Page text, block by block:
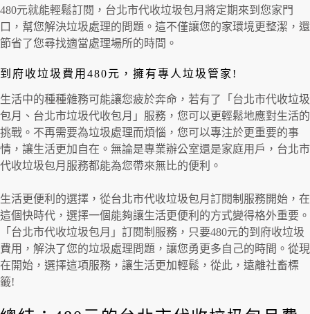
480元就能輕鬆訂閱，台北市代收垃圾包月將定期來到您家門
口，幫您解決垃圾處理的問題。這不僅讓您的家環境更整潔，還
節省了您尋找適當處理場所的時間。
到府收垃圾費用480元，擁有專人垃圾管家!
生活中的種種雜務可能讓您疲於奔命，若有了「台北市代收垃圾
包月、台北市垃圾代收包月」服務，您可以更輕鬆地應對生活的
挑戰。不再需要為垃圾處理而煩惱，您可以專注於更重要的事
情，讓生活更加自在。無論是專業辦公室還是家庭用戶，台北市
代收垃圾包月服務都能為您帶來無比的便利。
生活更便利的選擇，從台北市代收垃圾包月訂閱制服務開始，在
這個快時代，選擇一個能夠讓生活更便利的方式變得格外重要。
「台北市代收垃圾包月」訂閱制服務，只要480元的到府收垃圾
費用，解決了您的垃圾處理問題，讓您勇更多自己的時間。從現
在開始，選擇這項服務，讓生活更加輕鬆，從此，遠離社畜標
籤!